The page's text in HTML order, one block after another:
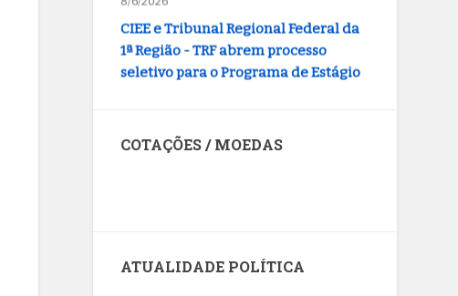
CIEE e Tribunal Regional Federal da
1ª Região - TRF abrem processo
seletivo para o Programa de Estágio
8/6/2026
públicos
8/6/2026
COTAÇÕES / MOEDAS
ATUALIDADE POLÍTICA